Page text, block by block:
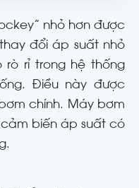
nhỏ hơn được
đổi áp suất nhỏ
rò rỉ trong hệ thống
Điều này được
chính. Máy bơm
biến áp suất có